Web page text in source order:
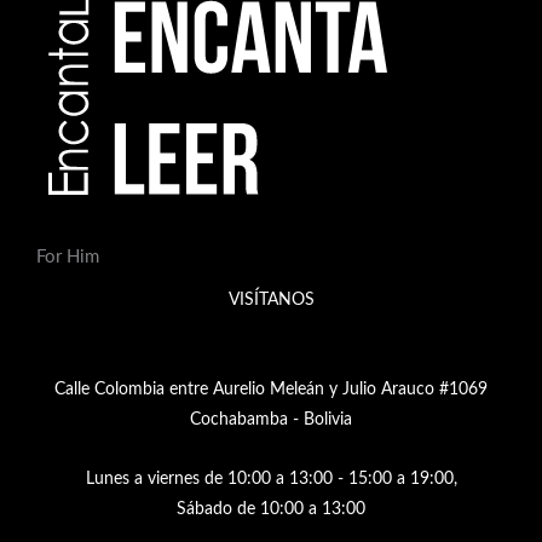
For Him
VISÍTANOS
Calle Colombia entre Aurelio Meleán y Julio Arauco #1069
Cochabamba - Bolivia
Lunes a viernes de 10:00 a 13:00 - 15:00 a 19:00,
Sábado de 10:00 a 13:00